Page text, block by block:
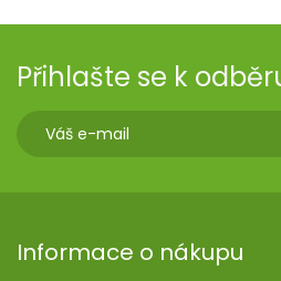
Přihlašte se k
Informace o nákupu